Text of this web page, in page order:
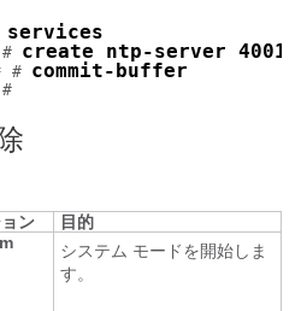
services
create ntp-server
# commit-buffer
ン
目的
システム モードを開始しま
す。